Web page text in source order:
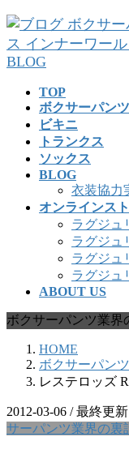
コ
ン
テ
ン
ナ
ビ
ゲ
ー
TOP
ボクサーパンツ
ビキニ
トランクス
ソックス
BLOG
衣装協力
オンラインス
ラグジュ
ラグジュ
ラグジュ
ラグジュ
ABOUT US
ボクサーパンツ業界
HOME
ボクサーパン
レステロッズ
2012-03-06 / 最終更
サーパンツ業界の裏